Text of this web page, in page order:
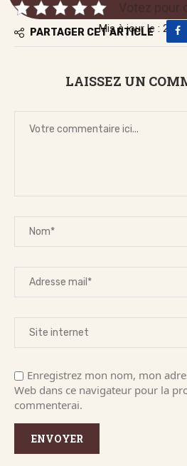
Mis à jour le : 24
Votez pour
PARTAGER CET ARTICLE
LAISSEZ UN
Enregistrez mon nom, mon
Web dans ce navigateur pour la
commenterai.